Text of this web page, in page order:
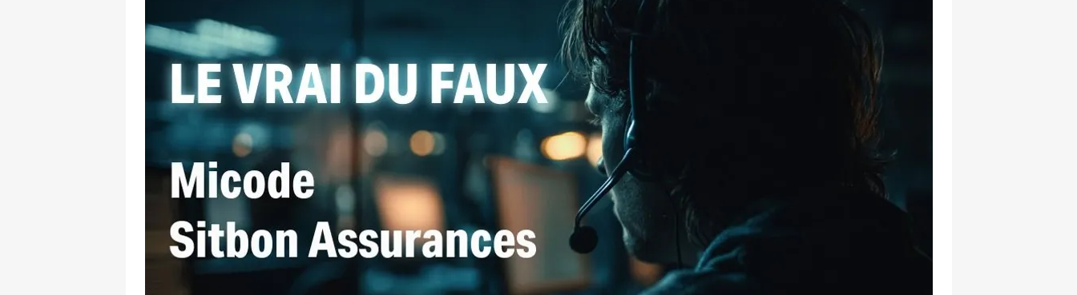
Email Facebook LinkedIn Twitter Bluesky